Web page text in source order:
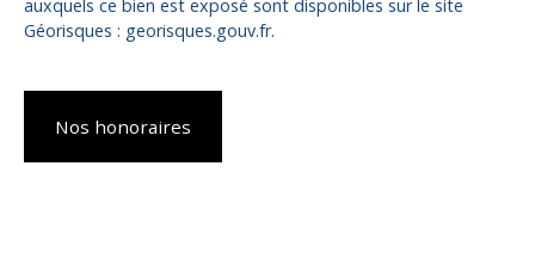
auxquels ce bien est exposé sont disponibles sur le site
Géorisques : georisques.gouv.fr.
Nos honoraires